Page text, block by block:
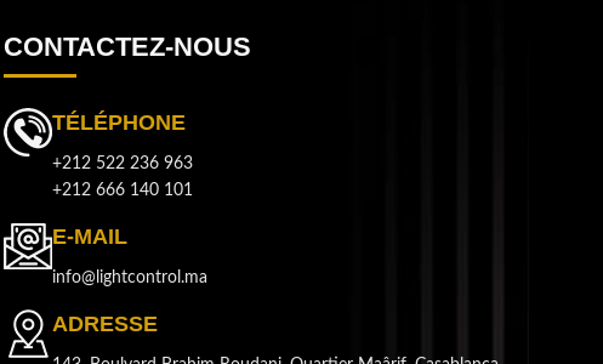
CONTACTEZ-NOUS
TÉLÉPHONE
+212 522 236 963
+212 666 140 101
E-MAIL
info@lightcontrol.ma
ADRESSE